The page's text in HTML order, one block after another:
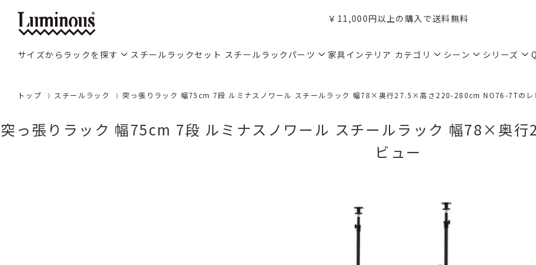
￥11,000円以上の購入で送料無料
サイズからラックを探す スチールラックセット スチールラックパーツ 家具インテリア カテゴリ シーン シリーズ
トップ スチールラック 突っ張りラック 幅75cm 7段 ルミナスノワール スチールラック 幅78×奥行27.5×高さ220-280cm NO76-7Tのレ
突っ張りラック 幅75cm 7段 ルミナスノワール スチールラック 幅78×奥
ビュー